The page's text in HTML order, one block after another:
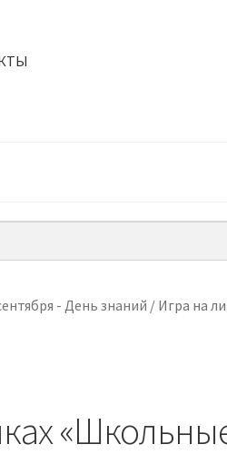
- День знаний / Игра на